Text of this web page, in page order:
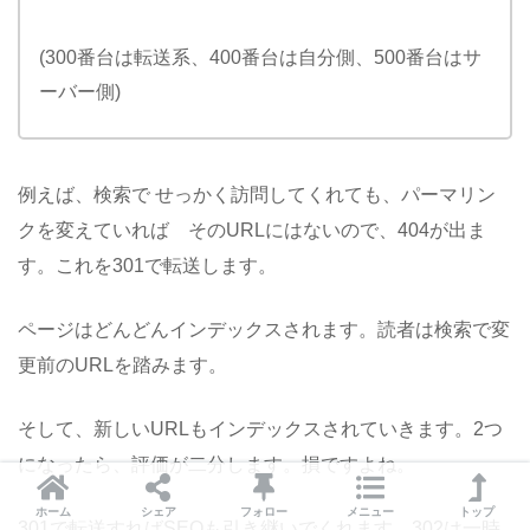
(300番台は転送系、400番台は自分側、500番台はサ
ーバー側)
例えば、検索で せっかく訪問してくれても、パーマリン
クを変えていれば そのURLにはないので、404が出ま
す。これを301で転送します。
ページはどんどんインデックスされます。読者は検索で変
更前のURLを踏みます。
そして、新しいURLもインデックスされていきます。2つ
になったら、評価が二分します。損ですよね。
ホーム シェア フォロー メニュー トップ